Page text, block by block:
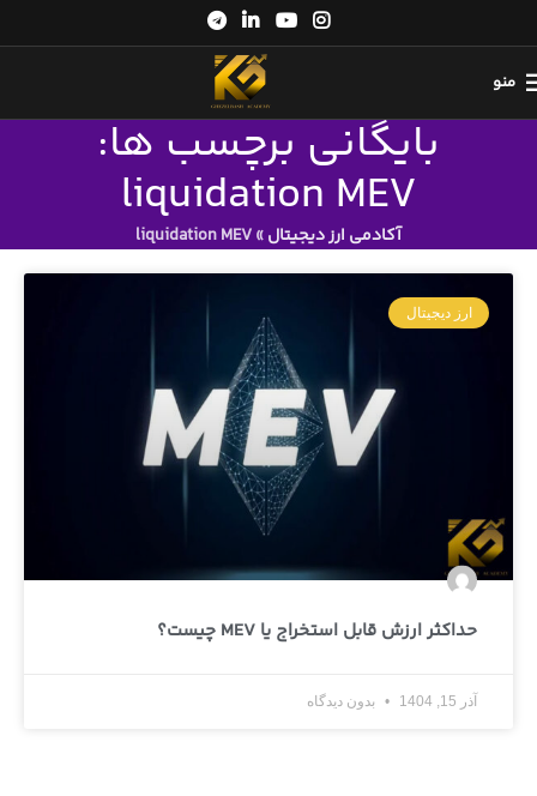
منو
بایگانی برچسب ها:
liquidation MEV
آکادمی ارز دیجیتال»
liquidation MEV
ارز دیجیتال
حداکثر ارزش قابل استخراج یا MEV چیست؟
آذر 15, 1404 بدون دیدگاه